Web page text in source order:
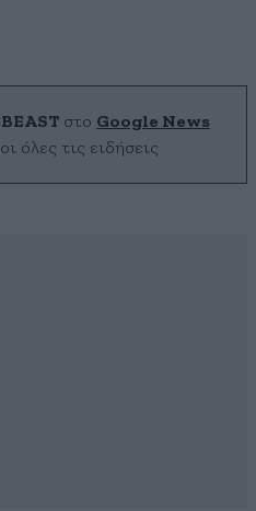
στο Google News
όλες τις ειδήσεις